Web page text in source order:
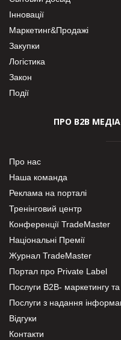
Інновації
Маркетинг&Продажі
Закупки
Логістика
Закон
Події
ПРО В2В
Про нас
Наша команда
Реклама на порталі
Тренінговий центр
Конференції TradeMaster
Національні Премії
Журнал TradeMaster
Портал про Private Label
Послуги В2В- маркетингу та
Послуги з надання
Відгуки
Контакти